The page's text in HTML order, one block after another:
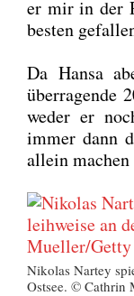
er mir in der
bes­ten
Da Han­sa
über­ra­gen­de
weder er
immer dann
allein machen
Niko­las Nar­tey
Ost­see. © Cath­rin